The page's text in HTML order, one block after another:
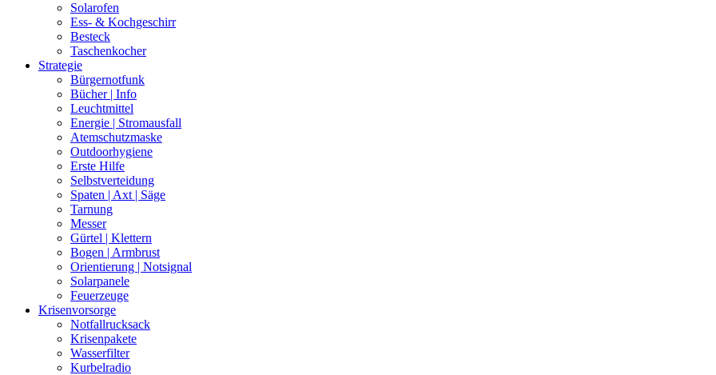
Solarofen
Ess- & Kochgeschirr
Besteck
Taschenkocher
Strategie
Bürgernotfunk
Bücher | Info
Leuchtmittel
Energie | Stromausfall
Atemschutzmaske
Outdoorhygiene
Erste Hilfe
Selbstverteidung
Spaten | Axt | Säge
Tarnung
Messer
Gürtel | Klettern
Bogen | Armbrust
Orientierung | Notsignal
Solarpanele
Feuerzeuge
Krisenvorsorge
Notfallrucksack
Krisenpakete
Wasserfilter
Kurbelradio